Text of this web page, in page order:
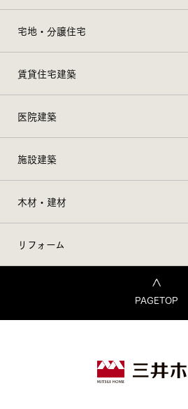
宅地・分譲住宅
賃貸住宅建築
医院建築
施設建築
木材・建材
リフォーム
PAGETOP